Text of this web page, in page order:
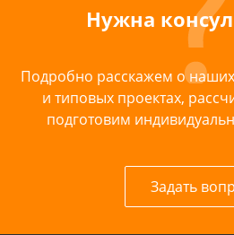
Нужна
Подробно расскажем о наших
и типовых проектах,
подготовим
Задать